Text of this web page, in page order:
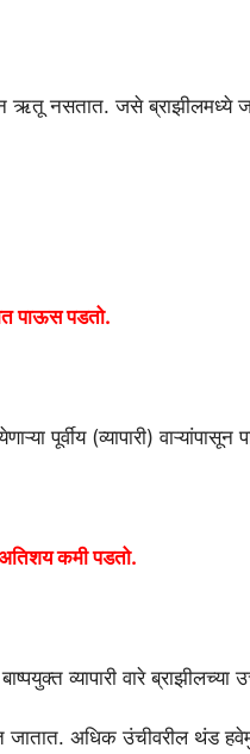
ऋतू नसतात. जसे ब्राझीलमध्ये
पाऊस पडतो.
पूर्वीय (व्यापारी) वाऱ्यांपासून
कमी पडतो.
व्यापारी वारे ब्राझीलच्या
जातात. अधिक उंचीवरील थंड